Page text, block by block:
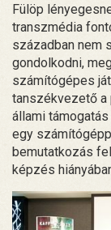
Fülöp
transzmédia
században nem
gondolkodni,
számítógépes
tanszékvezető
állami
egy
bemutatkozás
képzés